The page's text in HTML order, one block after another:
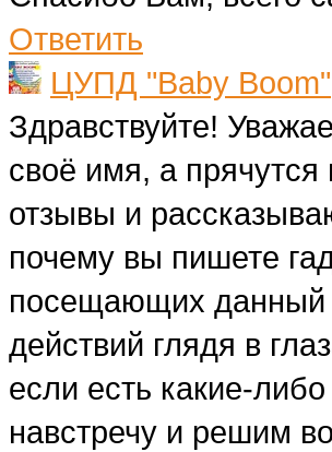
Ответить
ЦУПД "Baby Boom"
Здравствуйте!
своё имя, а
отзывы и
почему вы пишете
посещающих данный
действий глядя в
если есть какие-
навстречу и решим